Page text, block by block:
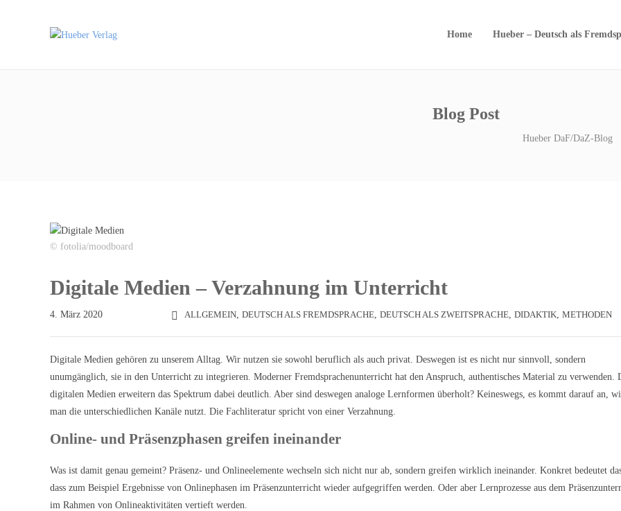
Home Hueber – Deutsch als
Blog Post
Hueber DaF/DaZ-Blog
© fotolia/moodboard
Digitale Medien – Verzahnung im Unterricht
4. März 2020 ALLGEMEIN, DEUTSCH ALS FREMDSPRACHE, DEUTSCH ALS ZWEITSPRACHE, DIDAKTIK, METHODEN
Digitale Medien gehören zu unserem Alltag. Wir nutzen sie sowohl beruflich als auch privat. Deswegen ist es nicht nur sinnvoll, sondern
unumgänglich, sie in den Unterricht zu integrieren. Moderner Fremdsprachenunterricht hat den Anspruch, authentisches Material zu verwenden.
digitalen Medien erweitern das Spektrum dabei deutlich. Aber sind deswegen analoge Lernformen überholt? Keineswegs, es kommt darauf an,
man die unterschiedlichen Kanäle nutzt. Die Fachliteratur spricht von einer Verzahnung.
Online- und Präsenzphasen greifen ineinander
Was ist damit genau gemeint? Präsenz- und Onlineelemente wechseln sich nicht nur ab, sondern greifen wirklich ineinander. Konkret bedeutet
dass zum Beispiel Ergebnisse von Onlinephasen im Präsenzunterricht wieder aufgegriffen werden. Oder aber Lernprozesse aus dem
im Rahmen von Onlineaktivitäten vertieft werden.